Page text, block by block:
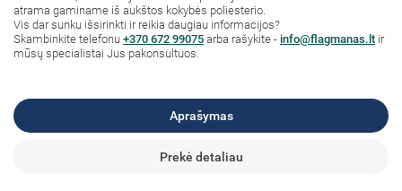
atrama gaminame iš aukštos kokybės poliesterio.
Vis dar sunku išsirinkti ir reikia daugiau informacijos?
Skambinkite telefonu +370 672 99075 arba rašykite - info@flagmanas.lt ir
mūsų specialistai Jus pakonsultuos.
Aprašymas
Prekė detaliau